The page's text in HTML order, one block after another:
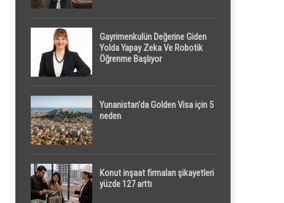
Gayrimenkulün Değerine Giden
Yolda Yapay Zeka Ve Robotik
Öğrenme Başlıyor
Yunanistan’da Golden Visa için 5
neden
Konut inşaat firmaları şikayetleri
yüzde 127 arttı